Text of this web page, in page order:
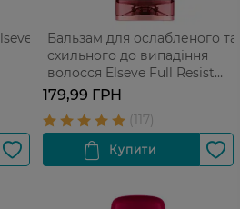
Бальзам для ослабленого та
схильного до випадіння
волосся Elseve Full Resist
Arginine+Aminexil 200 мл
179,99 ГРН